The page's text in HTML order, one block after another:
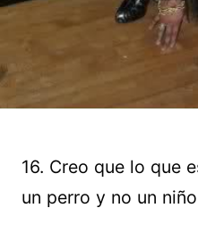
16. Creo que lo que
un perro y no un